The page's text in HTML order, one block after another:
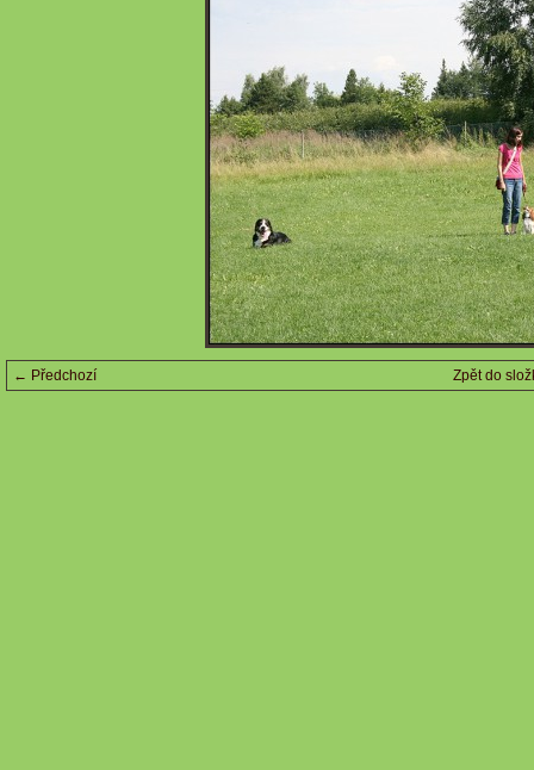
← Předchozí Zpět do